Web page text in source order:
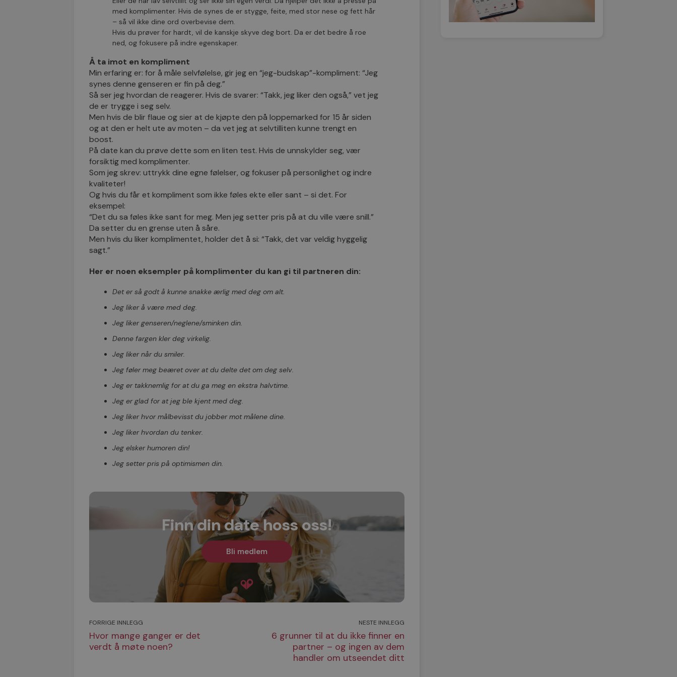
med komplimenter. Hvis de synes de er stygge, feite, med stor nese og fett hår
– så vil ikke dine ord overbevise dem.
Hvis du prøver for hardt, vil de kanskje skyve deg bort. Da er det bedre å roe
ned, og fokusere på indre egenskaper.
Å ta imot en kompliment
Min erfaring er: for å måle selvfølelse, gir jeg en “jeg-budskap”-kompliment: “Jeg
synes denne genseren er fin på deg.”
Så ser jeg hvordan de reagerer. Hvis de svarer: “Takk, jeg liker den også,” vet jeg
de er trygge i seg selv.
Men hvis de blir flaue og sier at de kjøpte den på loppemarked for 15 år siden
og at den er helt ute av moten – da vet jeg at selvtilliten kunne trengt en
boost.
På date kan du prøve dette som en liten test. Hvis de unnskylder seg, vær
forsiktig med komplimenter.
Som jeg skrev: uttrykk dine egne følelser, og fokuser på personlighet og indre
kvaliteter!
Og hvis du får et kompliment som ikke føles ekte eller sant – si det. For
eksempel:
“Det du sa føles ikke sant for meg. Men jeg setter pris på at du ville være snill.”
Da setter du en grense uten å såre.
Men hvis du liker komplimentet, holder det å si: “Takk, det var veldig hyggelig
sagt.”
Her er noen eksempler på komplimenter du kan gi til partneren din:
Det er så godt å kunne snakke ærlig med deg om alt.
Jeg liker å være med deg.
Jeg liker genseren/neglene/sminken din.
Denne fargen kler deg virkelig.
Jeg liker når du smiler.
Jeg føler meg beæret over at du delte det om deg selv.
Jeg er takknemlig for at du ga meg en ekstra halvtime.
Jeg er glad for at jeg ble kjent med deg.
Jeg liker hvor målbevisst du jobber mot målene dine.
Jeg liker hvordan du tenker.
Jeg elsker humoren din!
Jeg setter pris på optimismen din.
Finn din date hoss oss!
Bli medlem
FORRIGE INNLEGG
Hvor mange ganger er det
verdt å møte noen?
NESTE INNLEGG
6 grunner til at du ikke finner en
partner – og ingen av dem
handler om utseendet ditt